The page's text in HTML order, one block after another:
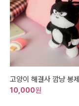
고양이 해결사 깜냥 봉
10,000원